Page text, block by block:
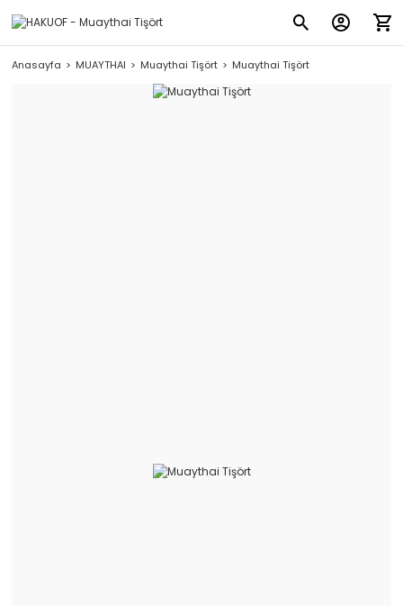
Anasayfa MUAYTHAI Muaythai Tişört Muaythai Tişört